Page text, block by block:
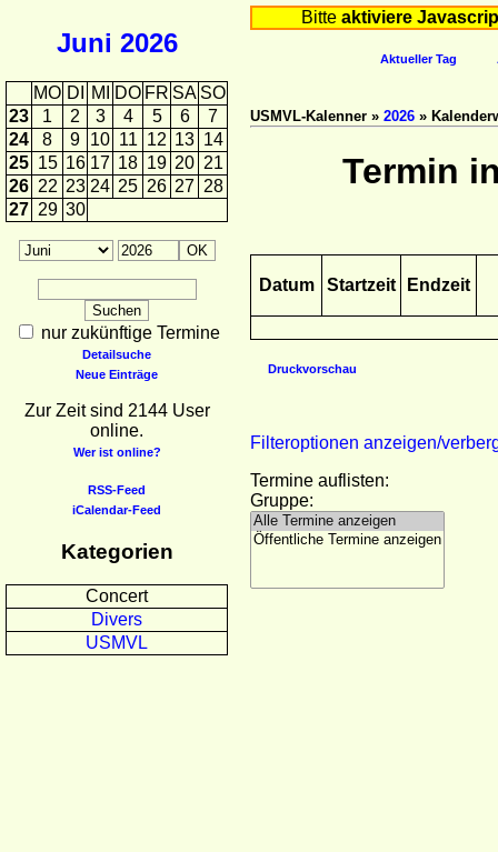
Juni 2026
MO DI MI DO FR SA SO
23
1 2 3 4 5 6
7
24
8 9 10 11 12 13 14
25 15 16 17 18 19 20 21
26 22 23 24 25 26 27 28
27 29 30
nur zukünftige Termine
Detailsuche
Neue Einträge
Zur Zeit sind 2144 User
online.
Wer ist online?
RSS-Feed
iCalendar-Feed
Kategorien
Concert
Divers
USMVL
Bitte aktiviere
Aktueller Tag
USMVL-Kalenner » 2026 »
Termin
Datum Startzeit Endzeit
Druckvorschau
Filteroptionen anzeigen/
Termine auflisten:
Gruppe: